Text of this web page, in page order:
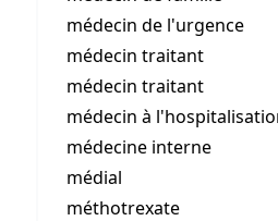
médecin de l'urgence
médecin traitant
médecin traitant
médecin à
médecine interne
médial
méthotrexate